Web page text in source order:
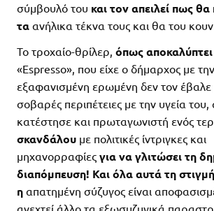
σύμβουλό του και τον απειλεί πως θα
τα ανήλικα τέκνα τους και θα του
Το τροχαίο-θρίλερ, όπως
«Espresso», που είχε ο δήμαρχος με
εξαφανισμένη ερωμένη δεν τον
σοβαρές περιπέτειες με την υγεία
κατέστησε και πρωταγωνιστή ενός
σκανδάλου με πολιτικές ίντριγκες και
μηχανορραφίες για να γλιτώσει τη
διαπόμπευση! Και όλα αυτά τη
η απατημένη σύζυγος είναι